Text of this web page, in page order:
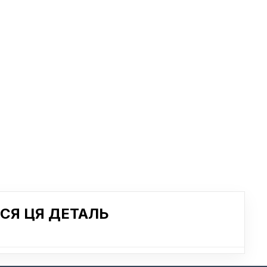
ЦЯ ДЕТАЛЬ